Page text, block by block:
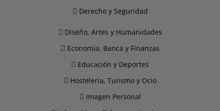
Derecho y Seguridad
Diseño, Artes y Humanidades
Economía, Banca y Finanzas
Educación y Deportes
Hostelería, Turismo y Ocio
Imagen Personal